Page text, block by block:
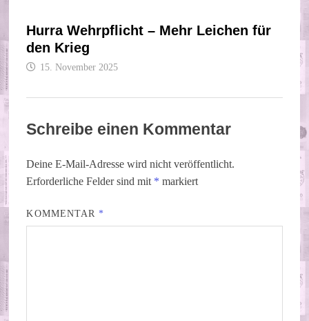
Hurra Wehrpflicht – Mehr Leichen für
den Krieg
15. November 2025
Schreibe einen Kommentar
Deine E-Mail-Adresse wird nicht veröffentlicht.
Erforderliche Felder sind mit * markiert
KOMMENTAR *